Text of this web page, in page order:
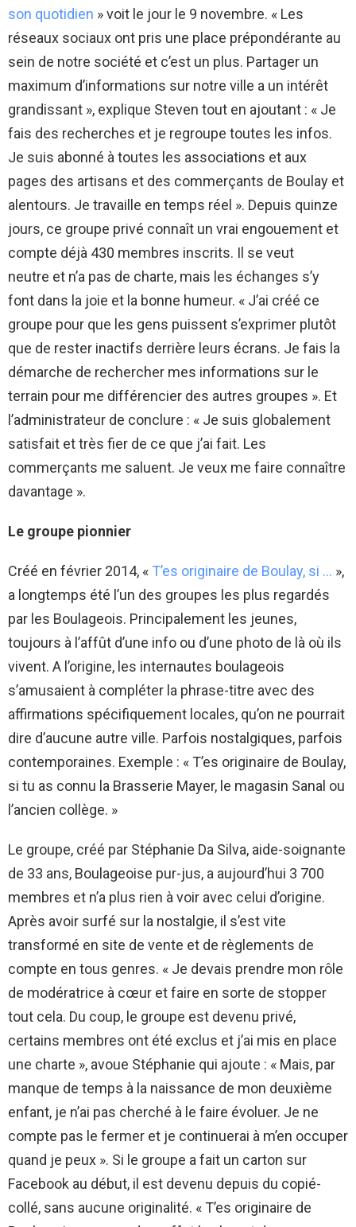
son quotidien » voit le jour le 9 novembre. « Les
réseaux sociaux ont pris une place prépondérante au
sein de notre société et c’est un plus. Partager un
maximum d’informations sur notre ville a un intérêt
grandissant », explique Steven tout en ajoutant : « Je
fais des recherches et je regroupe toutes les infos.
Je suis abonné à toutes les associations et aux
pages des artisans et des commerçants de Boulay et
alentours. Je travaille en temps réel ». Depuis quinze
jours, ce groupe privé connaît un vrai engouement et
compte déjà 430 membres inscrits. Il se veut
neutre et n’a pas de charte, mais les échanges s’y
font dans la joie et la bonne humeur. « J’ai créé ce
groupe pour que les gens puissent s’exprimer plutôt
que de rester inactifs derrière leurs écrans. Je fais la
démarche de rechercher mes informations sur le
terrain pour me différencier des autres groupes ». Et
l’administrateur de conclure : « Je suis globalement
satisfait et très fier de ce que j’ai fait. Les
commerçants me saluent. Je veux me faire connaître
davantage ».
Le groupe pionnier
Créé en février 2014, « T’es originaire de Boulay, si … »,
a longtemps été l’un des groupes les plus regardés
par les Boulageois. Principalement les jeunes,
toujours à l’affût d’une info ou d’une photo de là où ils
vivent. A l’origine, les internautes boulageois
s’amusaient à compléter la phrase-titre avec des
affirmations spécifiquement locales, qu’on ne pourrait
dire d’aucune autre ville. Parfois nostalgiques, parfois
contemporaines. Exemple : « T’es originaire de Boulay,
si tu as connu la Brasserie Mayer, le magasin Sanal ou
l’ancien collège. »
Le groupe, créé par Stéphanie Da Silva, aide-soignante
de 33 ans, Boulageoise pur-jus, a aujourd’hui 3 700
membres et n’a plus rien à voir avec celui d’origine.
Après avoir surfé sur la nostalgie, il s’est vite
transformé en site de vente et de règlements de
compte en tous genres. « Je devais prendre mon rôle
de modératrice à cœur et faire en sorte de stopper
tout cela. Du coup, le groupe est devenu privé,
certains membres ont été exclus et j’ai mis en place
une charte », avoue Stéphanie qui ajoute : « Mais, par
manque de temps à la naissance de mon deuxième
enfant, je n’ai pas cherché à le faire évoluer. Je ne
compte pas le fermer et je continuerai à m’en occuper
quand je peux ». Si le groupe a fait un carton sur
Facebook au début, il est devenu depuis du copié-
collé, sans aucune originalité. « T’es originaire de